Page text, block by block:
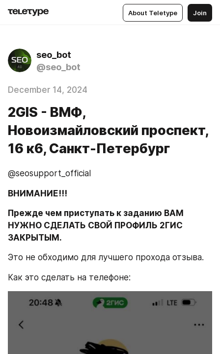
About Teletype Join
seo_bot
@seo_bot
December 14, 2024
2GIS - ВМФ,​
Новоизмайловский проспект,
16 к6, Санкт-Петербург
@seosupport_official
ВНИМАНИЕ!!!
Прежде чем приступать к заданию ВАМ
НУЖНО СДЕЛАТЬ СВОЙ ПРОФИЛЬ 2ГИС
ЗАКРЫТЫМ.
Это не обходимо для лучшего прохода отзыва.
Как это сделать на телефоне: